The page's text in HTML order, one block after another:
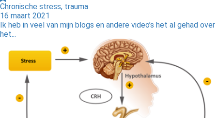
Chronische stress, trauma
16 maart 2021
Ik heb in veel van mijn blogs en andere video’s het al gehad over
het...